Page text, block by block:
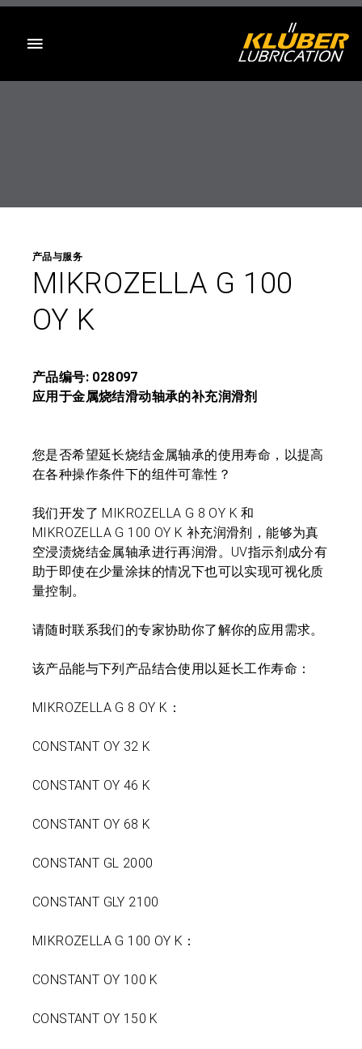
产品与服务
MIKROZELLA G 100
OY K
产品编号: 028097
应用于金属烧结滑动轴承的补充润滑剂
您是否希望延长烧结金属轴承的使用寿命，以提高
在各种操作条件下的组件可靠性？
我们开发了 MIKROZELLA G 8 OY K 和
MIKROZELLA G 100 OY K 补充润滑剂，能够为真
空浸渍烧结金属轴承进行再润滑。UV指示剂成分有
助于即使在少量涂抹的情况下也可以实现可视化质
量控制。
请随时联系我们的专家协助你了解你的应用需求。
该产品能与下列产品结合使用以延长工作寿命：
MIKROZELLA G 8 OY K：
CONSTANT OY 32 K
CONSTANT OY 46 K
CONSTANT OY 68 K
CONSTANT GL 2000
CONSTANT GLY 2100
MIKROZELLA G 100 OY K：
CONSTANT OY 100 K
CONSTANT OY 150 K